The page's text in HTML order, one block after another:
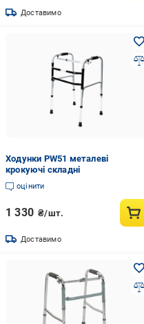
Доставимо
Ходунки PW51 металеві
крокуючі складні
оцінити
1 330 ₴/шт.
Доставимо